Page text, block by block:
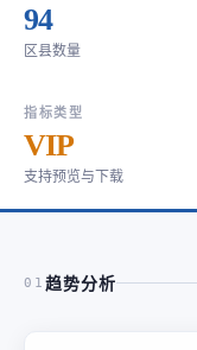
94
区县数量
指标类型
VIP
支持预览与下载
01 趋势分析